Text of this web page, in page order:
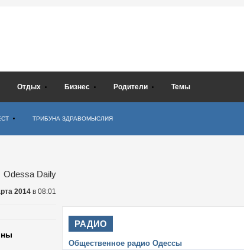
Отдых Бизнес Родители Темы
ТРИБУНА ЗДРАВОМЫСЛИЯ
Odessa Daily
2014 в 08:01
РАДИО
Общественное радио Одессы